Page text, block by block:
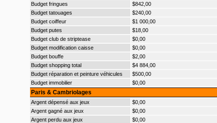
Budget fringues
$842,00
Budget tatouages
$240,00
Budget coiffeur
$1 000,00
Budget putes
$18,00
Budget club de striptease
$0,00
Budget modification caisse
$0,00
Budget bouffe
$2,00
Budget shopping total
$4 884,00
Budget réparation et peinture véhicules
$500,00
Budget immobilier
$0,00
Paris & Cambriolages
Argent dépensé aux jeux
$0,00
Argent gagné aux jeux
$0,00
Argent perdu aux jeux
$0,00